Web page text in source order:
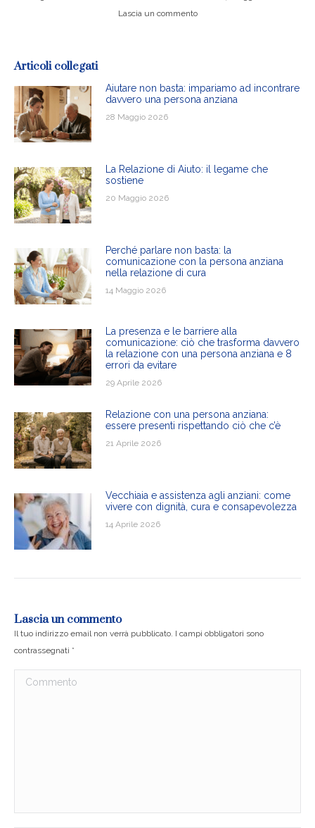
Lascia un commento
Articoli collegati
Aiutare non basta: impariamo ad incontrare
davvero una persona anziana
28 Maggio 2026
La Relazione di Aiuto: il legame che
sostiene
20 Maggio 2026
Perché parlare non basta: la
comunicazione con la persona anziana
nella relazione di cura
14 Maggio 2026
La presenza e le barriere alla
comunicazione: ciò che trasforma davvero
la relazione con una persona anziana e 8
errori da evitare
29 Aprile 2026
Relazione con una persona anziana:
essere presenti rispettando ciò che c’è
21 Aprile 2026
Vecchiaia e assistenza agli anziani: come
vivere con dignità, cura e consapevolezza
14 Aprile 2026
Lascia un commento
Il tuo indirizzo email non verrà pubblicato. I campi obbligatori sono
contrassegnati *
Commento